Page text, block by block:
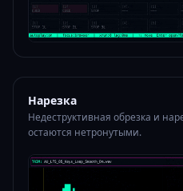
Нарезка
Недеструктивная обрезка и
остаются нетронутыми.